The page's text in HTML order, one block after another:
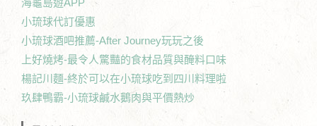
海龜島遊APP
小琉球代訂優惠
小琉球酒吧推薦-After Journey玩玩之後
上好燒烤-最令人驚豔的食材品質與醃料口味
楊記川麵-終於可以在小琉球吃到四川料理啦
玖肆鴨霸-小琉球鹹水鵝肉與平價熱炒